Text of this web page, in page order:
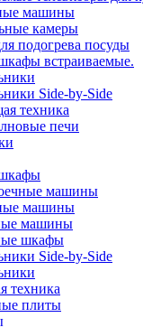
машины
камеры
подогрева посуды
встраиваемые.
Side-by-Side
техника
печи
машины
машины
машины
шкафы
Side-by-Side
техника
плиты